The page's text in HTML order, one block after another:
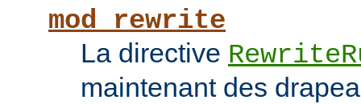
mod_rewrite
La directive
maintenant des